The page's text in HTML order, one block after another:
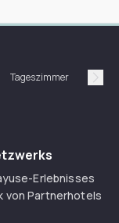
Tageszimmer
Erlebnisses
von Partnerhotels